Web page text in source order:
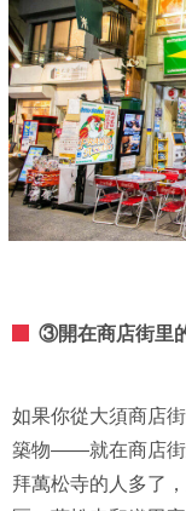
③開在商店街里
如果你從大須商店
築物——就在商店街
拜萬松寺的人多了